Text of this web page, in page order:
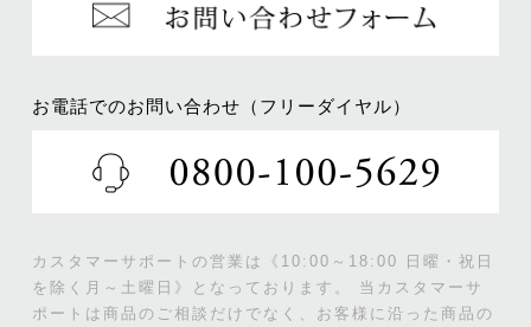
お電話でのお問い合わせ（フリーダイヤル）
カスタマーサポートの営業は《10:00～18:00 日曜・祝日
を除く月～土曜日》となっております。
当カスタマーサ
ポートは商品のご相談だけでなく、お客様に沿った商品の